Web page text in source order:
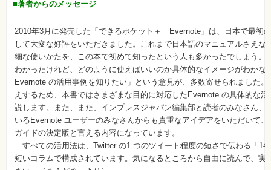
■著者からのメッセージ
2010年3月に発売した「できるポケット＋ Evernote」は、日本で最初
して大変な好評をいただきました。これまで日本語のマニュアルさえな
細な使いかたを、この本で初めて知ったという人も多かったでしょう。
わかったけれど、どのように使えばいいのか具体的なイメージがわかな
Evernote の活用事例を知りたい」という意見が、多数寄せられました
えするため、本書ではさまざまな目的に対応したEvernote の具体的な
説します。また、また、インプレスジャパン編集部と読者のみなさん、
いるEvernote ユーザーのみなさんからも貴重なアイデアをいただいて
ガイドの決定版と言える内容になっています。
すべての活用法は、Twitter の1 つのツイート程度の短さで伝わる「
短いコラムで構成されています。気になるところから自由に読んで、実